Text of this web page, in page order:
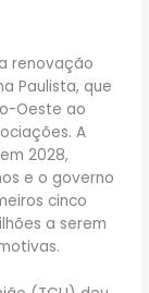
renovação
Paulista, que
Oeste ao
A
2028,
e o governo
cinco
a serem